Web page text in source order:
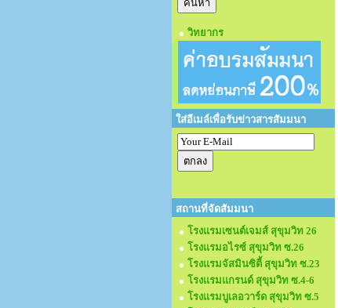
วิทยากร
ใส่อีเมล์เพื่อรับข่าวสารสัมมนา
สถานที่จัดสัมมนา
โรงแรมเซนต์เจมส์ สุขุมวิท 26
โรงแรมอไรซ์ สุขุมวิท ซ.26
โรงแรมจัสมินซิตี้ สุขุมวิท ซ.23
โรงแรมแกรนด์ สุขุมวิท ซ.4-6
โรงแรมบูเลอวาร์ด สุขุมวิท ซ.5